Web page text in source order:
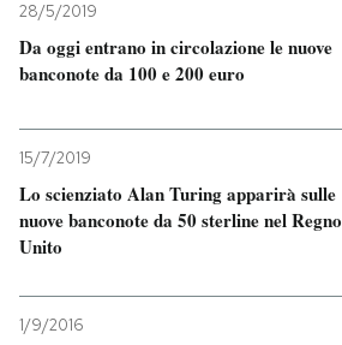
28/5/2019
Da oggi entrano in circolazione le nuove
banconote da 100 e 200 euro
15/7/2019
Lo scienziato Alan Turing apparirà sulle
nuove banconote da 50 sterline nel Regno
Unito
1/9/2016